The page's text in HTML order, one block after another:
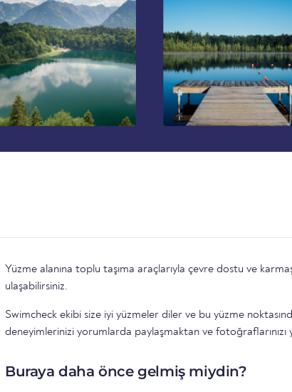
Yüzme alanına toplu taşıma araçlarıyla çevre dostu ve
ulaşabilirsiniz.
Swimcheck ekibi size iyi yüzmeler diler ve bu yüzme
deneyimlerinizi yorumlarda paylaşmaktan ve fotoğraflarınızı
Buraya daha önce gelmiş miydin?